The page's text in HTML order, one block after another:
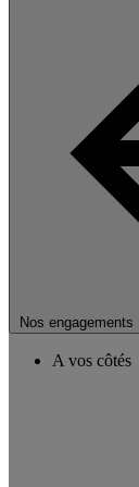
Nos engagements
A vos côtés